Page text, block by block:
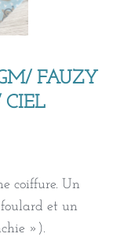
FAUZY
CIEL
coiffure. Un
foulard et un
»).